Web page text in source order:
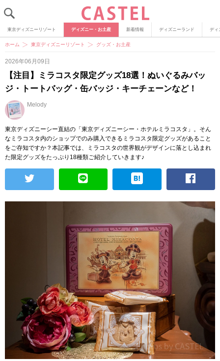
東京ディズニーリゾート ディズニー・お土産 新着情報 ディズニーランド ディ
ホーム 東京ディズニーリゾート グッズ・お土産
2026年06月09日
【注目】ミラコスタ限定グッズ18選！ぬいぐるみバッ
ジ・トートバッグ・缶バッジ・キーチェーンなど！
Melody
東京ディズニーシー直結の「東京ディズニーシー・ホテルミラコスタ」。そん
なミラコスタ内のショップでのみ購入できるミラコスタ限定グッズがあること
をご存知ですか？本記事では、ミラコスタの世界観がデザインに落とし込まれ
た限定グッズをたっぷり18種類ご紹介していきます♪